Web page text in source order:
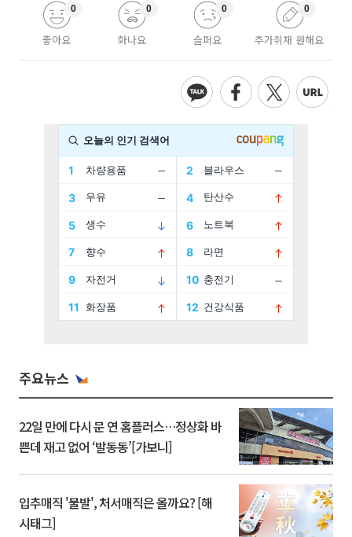
좋아요
0
화나요
0
슬퍼요
0
추가취재 원해요
0
주요뉴스
22일 만에 다시 문 연 홈플러스…정상화 바
쁜데 재고 없어 ‘발동동’[가보니]
입추매직 '불발', 처서매직은 올까요? [해
시태그]